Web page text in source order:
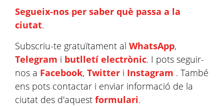
Segueix-nos per saber què passa a la
ciutat.
Subscriu-te gratuïtament al WhatsApp,
Telegram i butlletí electrònic. I pots seguir-
nos a Facebook, Twitter i Instagram . També
ens pots contactar i enviar informació de la
ciutat des d'aquest formulari.